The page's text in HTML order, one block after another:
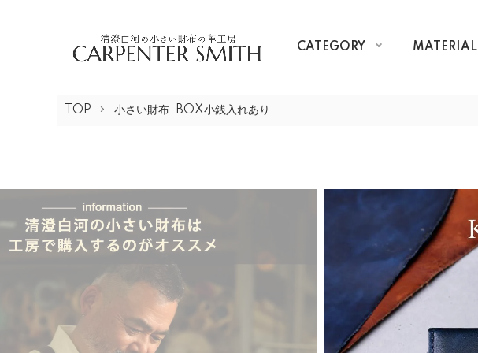
CATEGORY MATERIAL
TOP 小さい財布-BOX小銭入れあり